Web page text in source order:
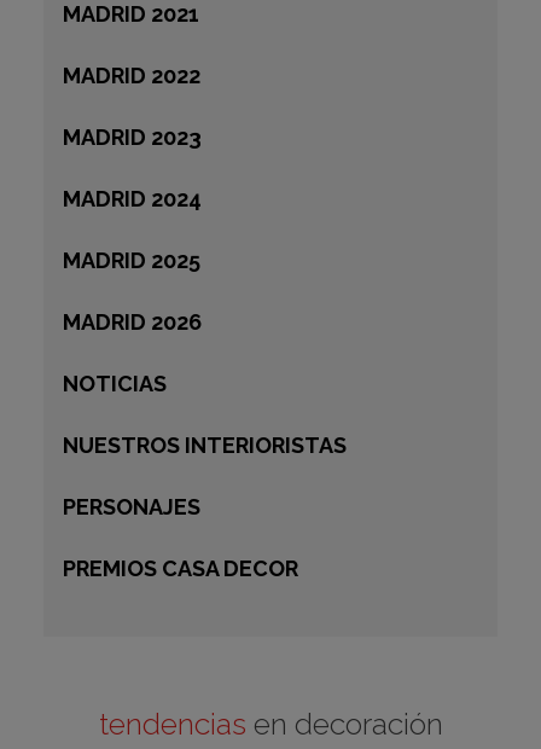
MADRID 2021
MADRID 2022
MADRID 2023
MADRID 2024
MADRID 2025
MADRID 2026
NOTICIAS
NUESTROS INTERIORISTAS
PERSONAJES
PREMIOS CASA DECOR
tendencias en decoración